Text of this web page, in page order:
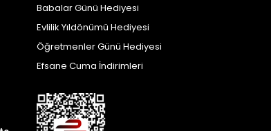
Babalar Günü Hediyesi
Evlilik Yıldönümü Hediyesi
Öğretmenler Günü Hediyesi
Efsane Cuma İndirimleri